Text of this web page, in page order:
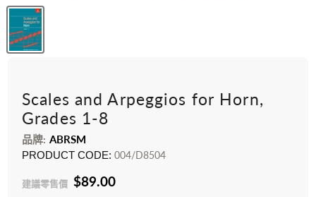
Scales and Arpeggios for Horn,
Grades 1-8
品牌: ABRSM
PRODUCT CODE: 004/D8504
建議零售價 $89.00